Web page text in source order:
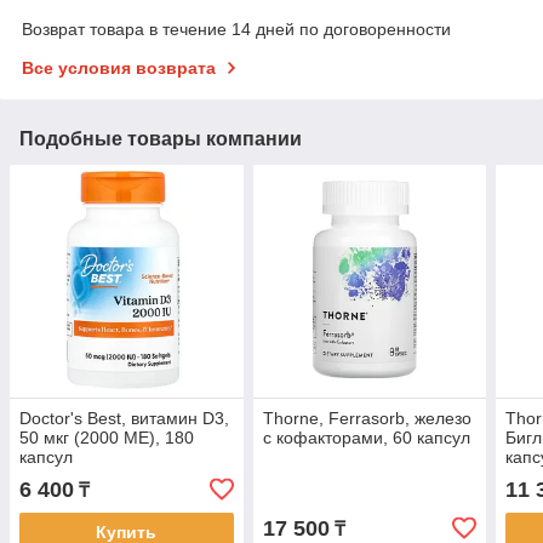
Возврат товара в течение 14 дней по договоренности
Все условия возврата
Подобные товары компании
Doctor's Best, витамин D3,
50 мкг (2000 МЕ), 180
капсул
6 400 ₸
Купить
Thorne, Ferrasorb, железо
с кофакторами, 60 капсул
17 500₸
11